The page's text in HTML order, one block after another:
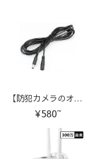
【防犯カメラのオプション商品】防犯カメラ延長コード
¥580~